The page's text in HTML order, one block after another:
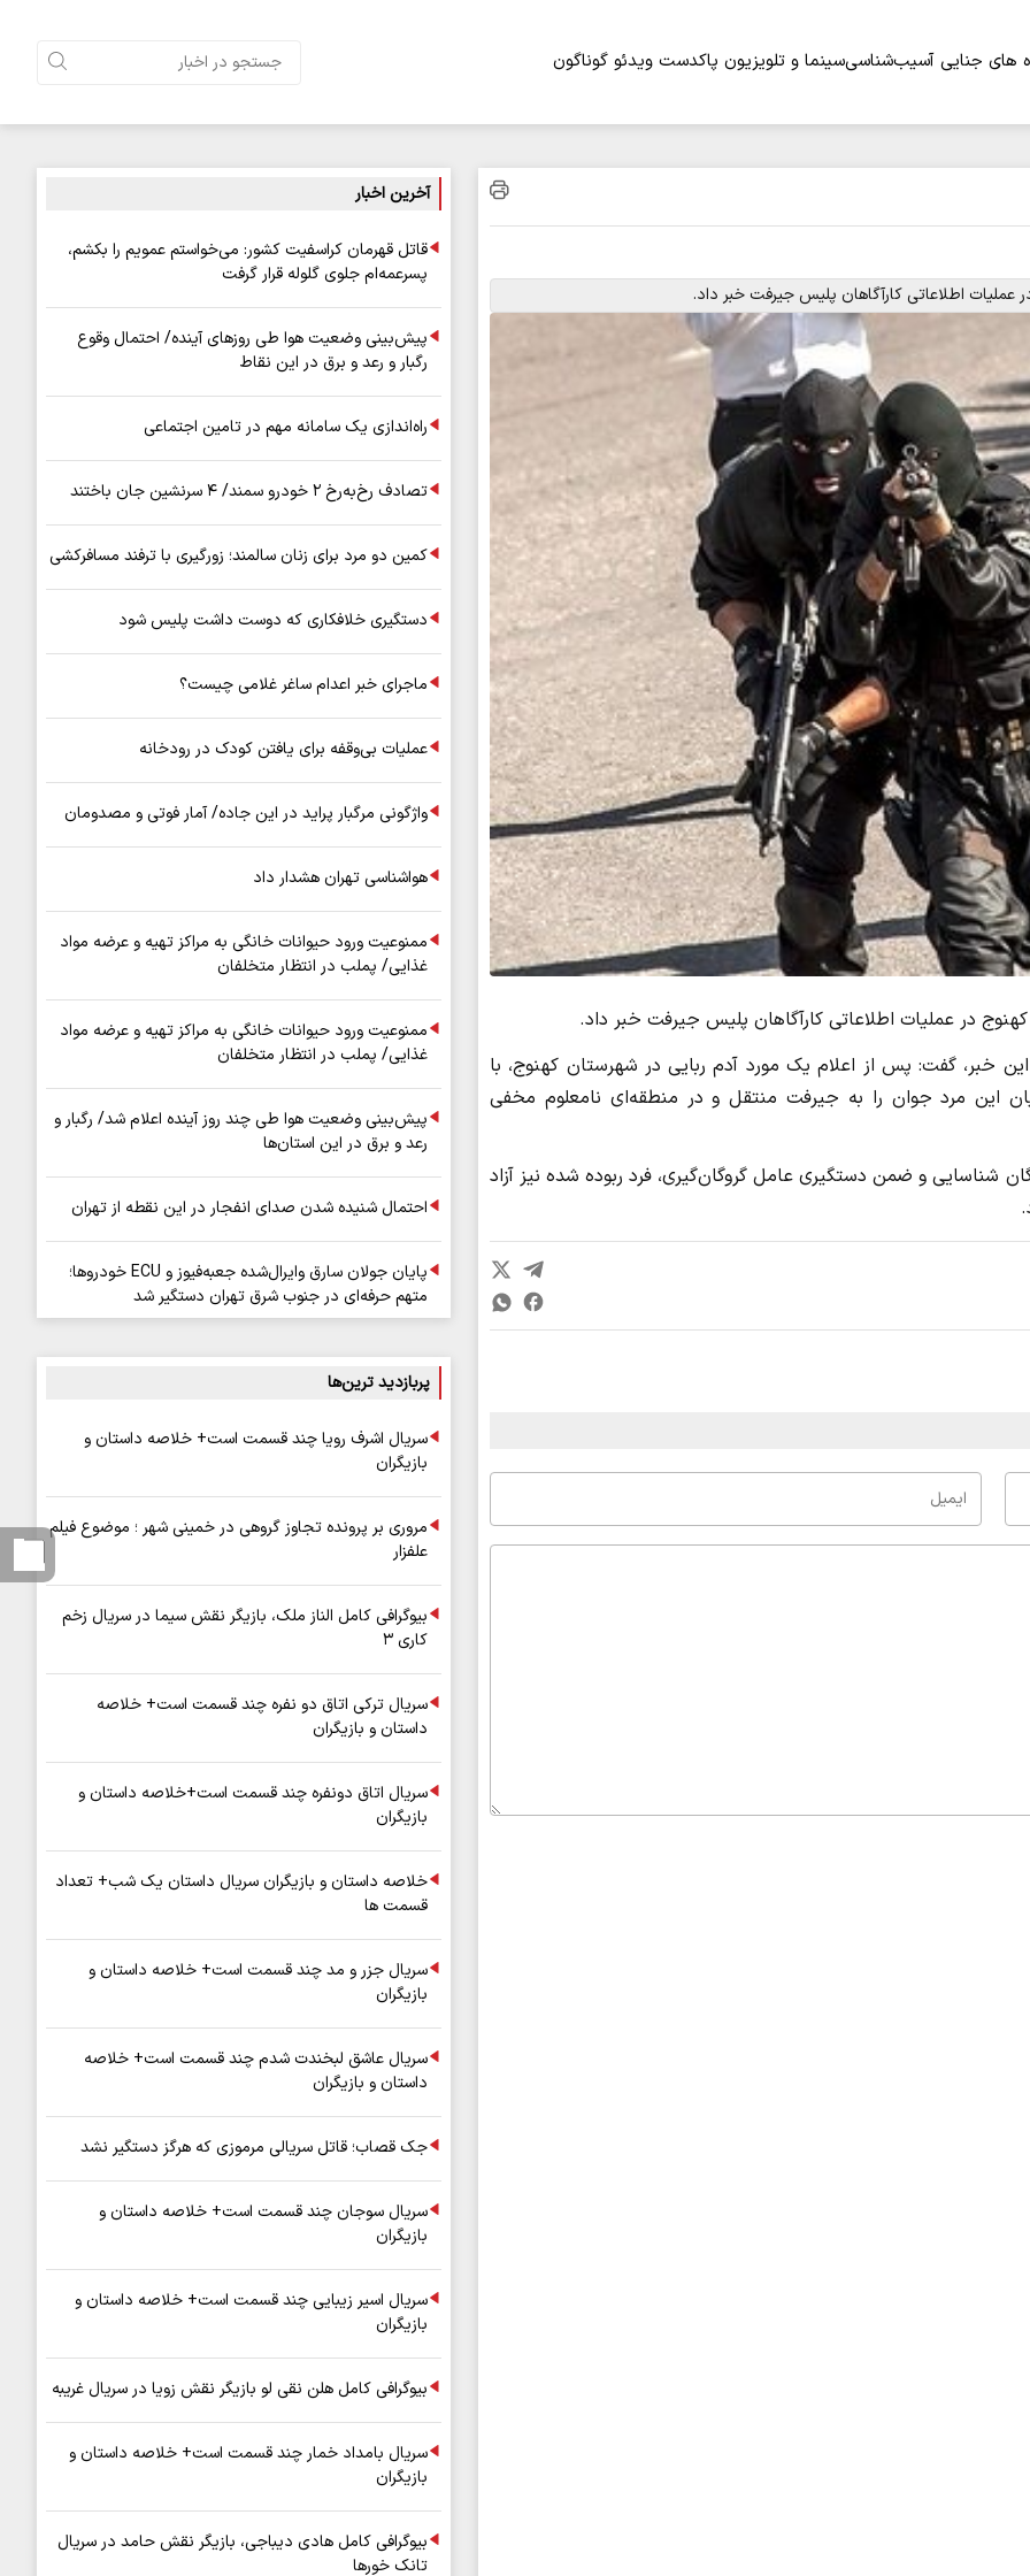
های جنایی آسیب‌شناسیسینما و تلویزیون پاکدست ویدئو گوناگون
عملیات اطلاعاتی کارآگاهان پلیس جیرفت خبر داد.
در عملیات اطلاعاتی کارآگاهان پلیس جیرفت خبر داد.
خبر، گفت: پس از اعلام یک مورد آدم ربایی در شهرستان کهنوج، با
این مرد جوان را به جیرفت منتقل و در منطقه‌ای نامعلوم مخفی
شناسایی و ضمن دستگیری عامل گروگان‌گیری، فرد ربوده شده نیز آزاد
آخرین اخبار
قاتل قهرمان کراسفیت کشور: می‌خواستم عمویم را بکشم،
پسرعمه‌ام جلوی گلوله قرار گرفت
پیش‌بینی وضعیت هوا طی روزهای آینده/ احتمال وقوع
رگبار و رعد و برق در این نقاط
راه‌اندازی یک سامانه مهم در تامین اجتماعی
تصادف رخ‌به‌رخ ۲ خودرو سمند/ ۴ سرنشین جان باختند
کمین دو مرد برای زنان سالمند؛ زورگیری با ترفند مسافرکشی
دستگیری خلافکاری که دوست داشت پلیس شود
ماجرای خبر اعدام ساغر غلامی چیست؟
عملیات بی‌وقفه برای یافتن کودک در رودخانه
واژگونی مرگبار پراید در این جاده/ آمار فوتی و مصدومان
هواشناسی تهران هشدار داد
ممنوعیت ورود حیوانات خانگی به مراکز تهیه و عرضه مواد
غذایی/ پملب در انتظار متخلفان
ممنوعیت ورود حیوانات خانگی به مراکز تهیه و عرضه مواد
غذایی/ پملب در انتظار متخلفان
پیش‌بینی وضعیت هوا طی چند روز آینده اعلام شد/ رگبار و
رعد و برق در این استان‌ها
احتمال شنیده شدن صدای انفجار در این نقطه از تهران
پایان جولان سارق وایرال‌شده جعبه‌فیوز و ECU خودروها؛
متهم حرفه‌ای در جنوب شرق تهران دستگیر شد
پربازدید ترین‌ها
سریال اشرف رویا چند قسمت است+ خلاصه داستان و
بازیگران
مروری بر پرونده تجاوز گروهی در خمینی شهر ؛ موضوع فیلم
علفزار
بیوگرافی کامل الناز ملک، بازیگر نقش سیما در سریال زخم
کاری ۳
سریال ترکی اتاق دو نفره چند قسمت است+ خلاصه
داستان و بازیگران
سریال اتاق دونفره چند قسمت است+خلاصه داستان و
بازیگران
خلاصه داستان و بازیگران سریال داستان یک شب+ تعداد
قسمت ها
سریال جزر و مد چند قسمت است+ خلاصه داستان و
بازیگران
سریال عاشق لبخندت شدم چند قسمت است+ خلاصه
داستان و بازیگران
جک قصاب؛ قاتل سریالی مرموزی که هرگز دستگیر نشد
سریال سوجان چند قسمت است+ خلاصه داستان و
بازیگران
سریال اسیر زیبایی چند قسمت است+ خلاصه داستان و
بازیگران
بیوگرافی کامل هلن نقی لو بازیگر نقش زویا در سریال غریبه
سریال بامداد خمار چند قسمت است+ خلاصه داستان و
بازیگران
بیوگرافی کامل هادی دیباجی، بازیگر نقش حامد در سریال
تانک خورها